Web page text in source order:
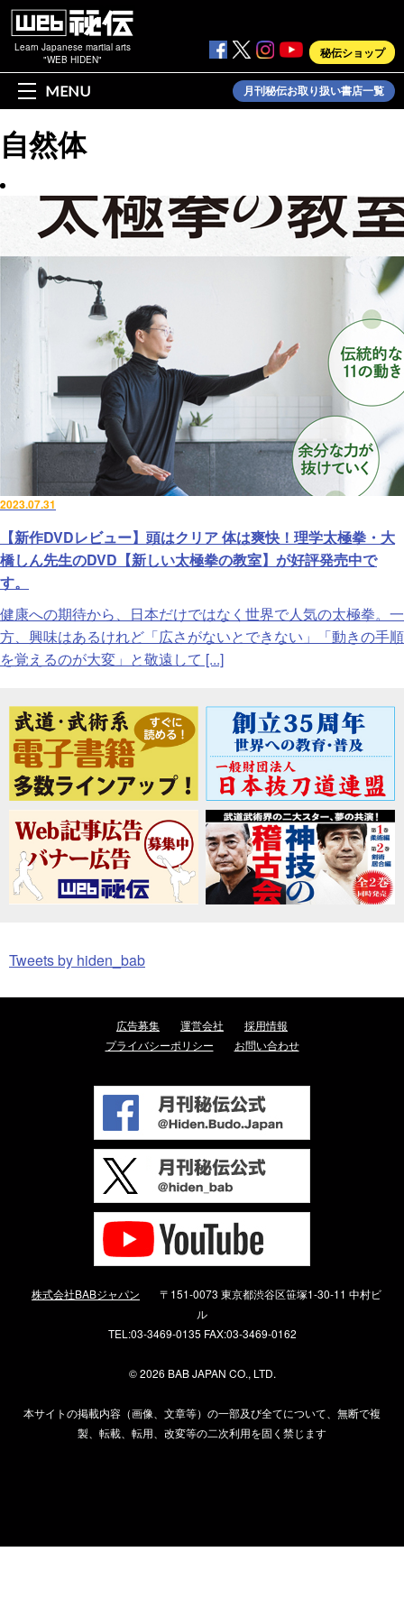
Learn Japanese martial arts
"WEB HIDEN"
秘伝ショップ
MENU 月刊秘伝お取り扱い書店一覧
自然体
2023.07.31
【新作DVDレビュー】頭はクリア 体は爽快！理学太極拳・大
橋しん先生のDVD【新しい太極拳の教室】が好評発売中で
す。
健康への期待から、日本だけではなく世界で人気の太極拳。一
方、興味はあるけれど「広さがないとできない」「動きの手順
を覚えるのが大変」と敬遠して [...]
Tweets by hiden_bab
広告募集 運営会社
採用情報
プライバシーポリシー
お問い合わせ
株式会社BABジャパン
〒151-0073 東京都渋谷区笹塚1-30-11 中村ビ
ル
TEL:03-3469-0135 FAX:03-3469-0162
©2026 BAB JAPAN CO., LTD.
本サイトの掲載内容（画像、文章等）の一部及び全てについて、無断で複
製、転載、転用、改変等の二次利用を固く禁じます